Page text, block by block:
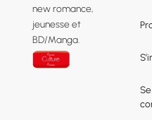
new romance,
jeunesse et
BD/Manga.
Se